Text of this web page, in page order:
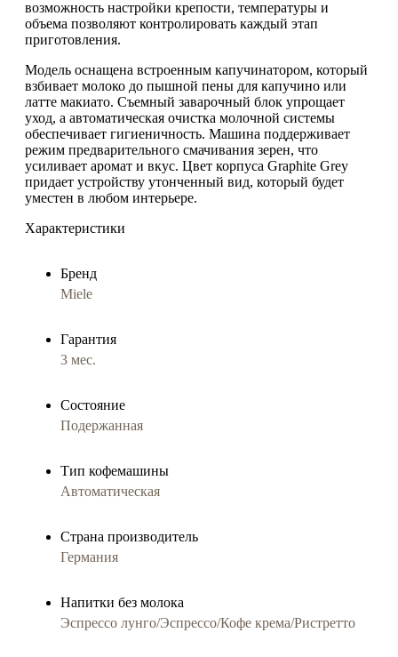
возможность настройки крепости, температуры и
объема позволяют контролировать каждый этап
приготовления.
Модель оснащена встроенным капучинатором, который
взбивает молоко до пышной пены для капучино или
латте макиато. Съемный заварочный блок упрощает
уход, а автоматическая очистка молочной системы
обеспечивает гигиеничность. Машина поддерживает
режим предварительного смачивания зерен, что
усиливает аромат и вкус. Цвет корпуса Graphite Grey
придает устройству утонченный вид, который будет
уместен в любом интерьере.
Характеристики
Бренд
Miele
Гарантия
3 мес.
Состояние
Подержанная
Тип кофемашины
Автоматическая
Страна производитель
Германия
Напитки без молока
Эспрессо лунго/Эспрессо/Кофе крема/Ристретто